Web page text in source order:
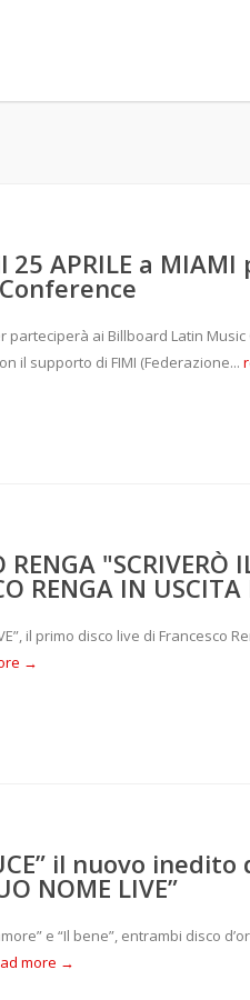
APRILE a MIAMI
ai Billboard Latin
il supporto di FIMI (Federazione...
"SCRIVERÒ
RENGA IN
il primo disco live di
→
il nuovo inedito
NOME LIVE”
e “Il bene”, entrambi disco
more →